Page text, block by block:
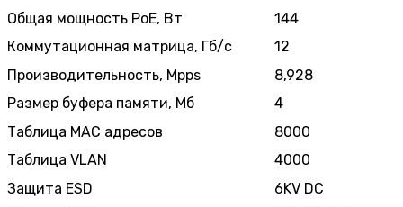
Общая мощность PoE, Вт
144
Коммутационная матрица, Гб/с
12
Производительность, Mpps
8,928
Размер буфера памяти, Мб
4
Таблица MAC адресов
8000
Таблица VLAN
4000
Защита ESD
6KV DC